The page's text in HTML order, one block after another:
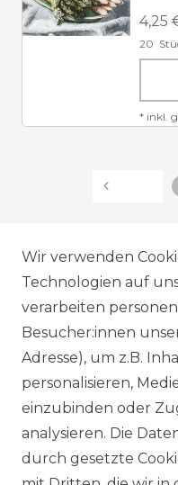
4,25
20
* inkl.
Wir verwenden
Technologien auf
verarbeiten
Besucher:innen
Adresse), um z.B.
personalisieren,
einzubinden oder
analysieren. Die
durch gesetzte